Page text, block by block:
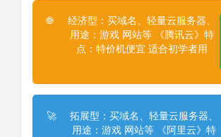
🌐
经济型：买域名、轻量云服务器、
用途：游戏 网站等 《腾讯云》特
点：特价机便宜 适合初学者用
🚀
拓展型：买域名、轻量云服务器、
用途：游戏 网站等 《阿里云》特